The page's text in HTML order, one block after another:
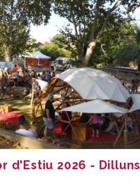
d'Estiu 2026 - Dilluns